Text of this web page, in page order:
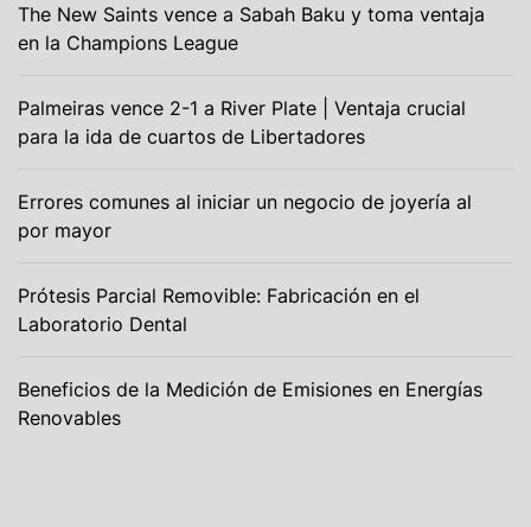
The New Saints vence a Sabah Baku y toma ventaja
en la Champions League
Palmeiras vence 2-1 a River Plate | Ventaja crucial
para la ida de cuartos de Libertadores
Errores comunes al iniciar un negocio de joyería al
por mayor
Prótesis Parcial Removible: Fabricación en el
Laboratorio Dental
Beneficios de la Medición de Emisiones en Energías
Renovables